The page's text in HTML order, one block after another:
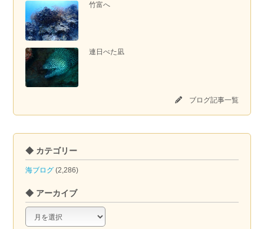
竹富へ
連日べた凪
ブログ記事一覧
◆ カテゴリー
海ブログ (2,286)
◆ アーカイブ
ア